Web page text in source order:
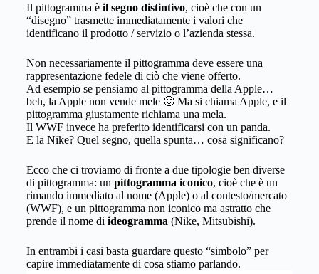
Il pittogramma è il segno distintivo, cioè che con un
“disegno” trasmette immediatamente i valori che
identificano il prodotto / servizio o l’azienda stessa.
Non necessariamente il pittogramma deve essere una
rappresentazione fedele di ciò che viene offerto.
Ad esempio se pensiamo al pittogramma della Apple…
beh, la Apple non vende mele 🙂 Ma si chiama Apple, e il
pittogramma giustamente richiama una mela.
Il WWF invece ha preferito identificarsi con un panda.
E la Nike? Quel segno, quella spunta… cosa significano?
Ecco che ci troviamo di fronte a due tipologie ben diverse
di pittogramma: un pittogramma iconico, cioè che è un
rimando immediato al nome (Apple) o al contesto/mercato
(WWF), e un pittogramma non iconico ma astratto che
prende il nome di ideogramma (Nike, Mitsubishi).
In entrambi i casi basta guardare questo “simbolo” per
capire immediatamente di cosa stiamo parlando.